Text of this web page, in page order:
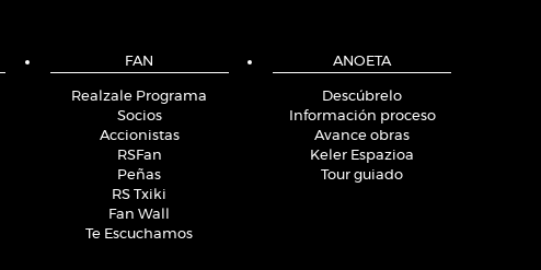
FAN
Realzale Programa
Socios
Accionistas
RSFan
Peñas
RS Txiki
Fan Wall
Te Escuchamos
ANOETA
Descúbrelo
Información proceso
Avance obras
Keler Espazioa
Tour guiado